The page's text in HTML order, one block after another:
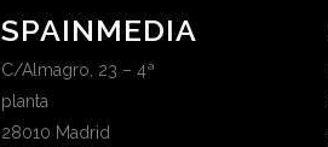
SPAINMEDIA
C/Almagro, 23 – 4ª
planta
28010 Madrid